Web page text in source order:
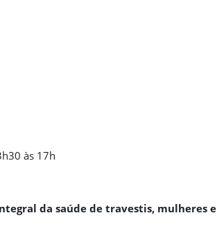
às 17h
da saúde de travestis, mulheres e